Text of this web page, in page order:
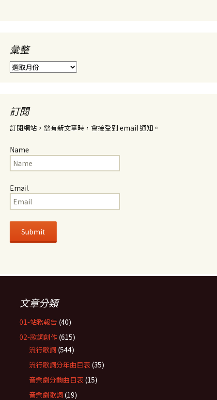
彙整
彙
整
訂閱
訂閱網站，當有新文章時，會接受到 email 通知。
Name
Email
文章分類
01-站務報告 (40)
02-歌詞創作 (615)
流行歌詞 (544)
流行歌詞分年曲目表 (35)
音樂劇分齣曲目表 (15)
音樂劇歌詞 (19)